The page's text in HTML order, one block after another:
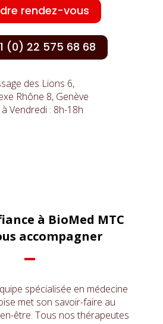
rendez-vous
(0) 22 575 68 68
des Lions 6,
Rhône 8, Genève
Vendredi : 8h-18h
à BioMed MTC
accompagner
spécialisée en médecine
met son savoir-faire au
être. Tous nos thérapeutes